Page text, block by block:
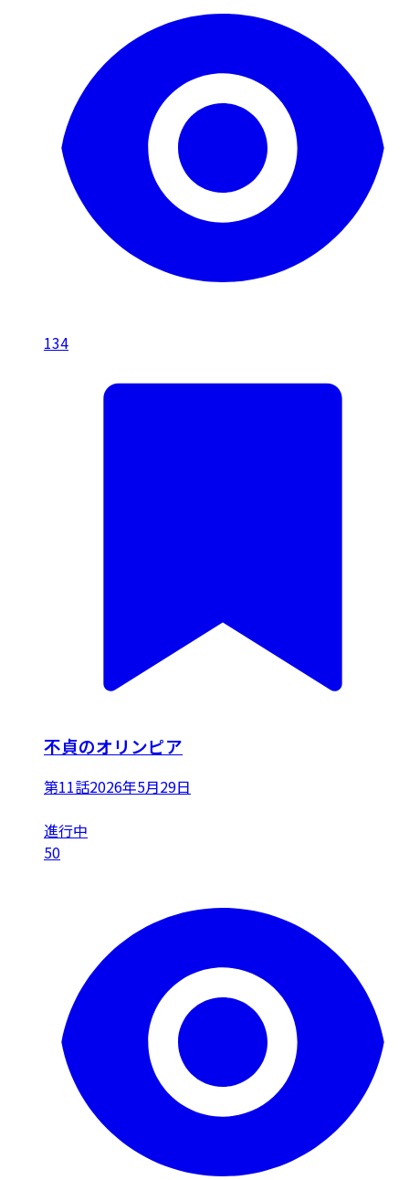
134
不貞のオリンピア
第11話2026年5月29日
進行中
50